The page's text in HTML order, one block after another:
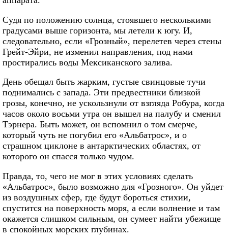
Судя по положению солнца, стоявшего несколькими
градусами выше горизонта, мы летели к югу. И,
следовательно, если «Грозный», перелетев через стены
Грейт-Эйри, не изменил направления, под нами
простирались воды Мексиканского залива.
День обещал быть жарким, густые свинцовые тучи
поднимались с запада. Эти предвестники близкой
грозы, конечно, не ускользнули от взгляда Робура, когда
часов около восьми утра он вышел на палубу и сменил
Тэрнера. Быть может, он вспомнил о том смерче,
который чуть не погубил его «Альбатрос», и о
страшном циклоне в антарктических областях, от
которого он спасся только чудом.
Правда, то, чего не мог в этих условиях сделать
«Альбатрос», было возможно для «Грозного». Он уйдет
из воздушных сфер, где будут бороться стихии,
спустится на поверхность моря, а если волнение и там
окажется слишком сильным, он сумеет найти убежище
в спокойных морских глубинах.